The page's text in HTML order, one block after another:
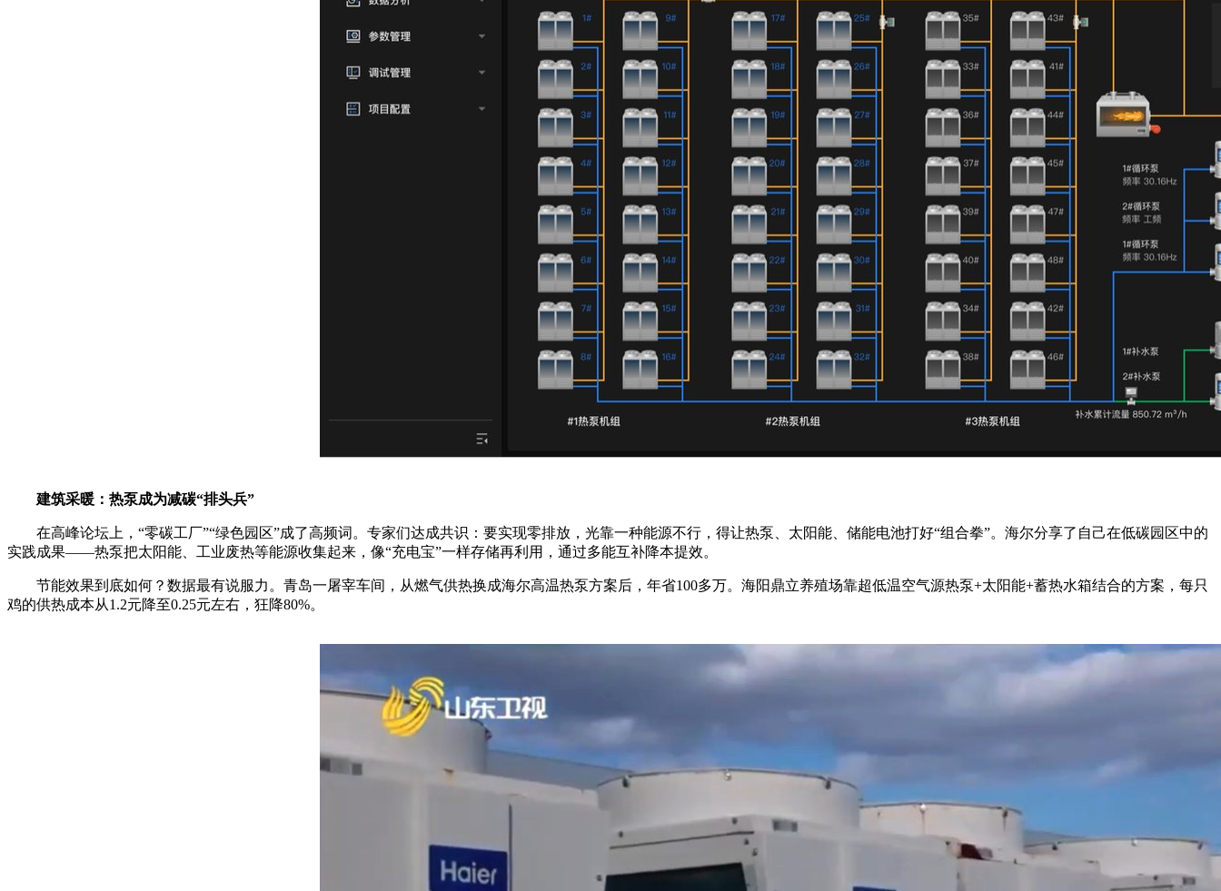
建筑采暖：热泵成为减碳“排头兵”
在高峰论坛上，“零碳工厂”“绿色园区”成了高频词。专家们达成共识：要实现零排放，光靠一种能源不行，得让热泵、太阳能、储能电池打好“组合拳”。海尔分享了自己在低碳园区中的
实践成果——热泵把太阳能、工业废热等能源收集起来，像“充电宝”一样存储再利用，通过多能互补降本提效。
节能效果到底如何？数据最有说服力。青岛一屠宰车间，从燃气供热换成海尔高温热泵方案后，年省100多万。海阳鼎立养殖场靠超低温空气源热泵+太阳能+蓄热水箱结合的方案，每只
鸡的供热成本从1.2元降至0.25元左右，狂降80%。